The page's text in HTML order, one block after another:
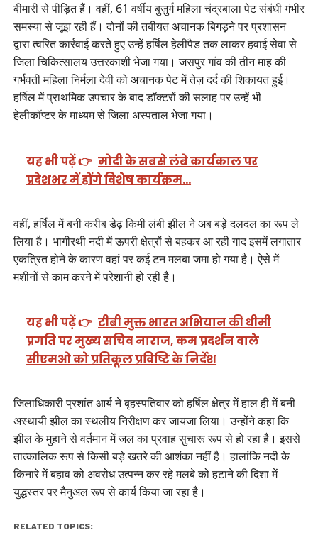
बीमारी से पीड़ित हैं। वहीं, 61 वर्षीय बुज़ुर्ग महिला चंद्रबाला पेट संबंधी गंभीर
समस्या से जूझ रही हैं। दोनों की तबीयत अचानक बिगड़ने पर प्रशासन
द्वारा त्वरित कार्रवाई करते हुए उन्हें हर्षिल हेलीपैड तक लाकर हवाई सेवा से
जिला चिकित्सालय उत्तरकाशी भेजा गया। जसपुर गांव की तीन माह की
गर्भवती महिला निर्मला देवी को अचानक पेट में तेज़ दर्द की शिकायत हुई।
हर्षिल में प्राथमिक उपचार के बाद डॉक्टरों की सलाह पर उन्हें भी
हेलीकॉप्टर के माध्यम से जिला अस्पताल भेजा गया।
यह भी पढ़ें 👉 मोदी के सबसे लंबे कार्यकाल पर
प्रदेशभर में होंगे विशेष कार्यक्रम…
वहीं, हर्षिल में बनी करीब डेढ़ किमी लंबी झील ने अब बड़े दलदल का रूप ले
लिया है। भागीरथी नदी में ऊपरी क्षेत्रों से बहकर आ रही गाद इसमें लगातार
एकत्रित होने के कारण वहां पर कई टन मलबा जमा हो गया है। ऐसे में
मशीनों से काम करने में परेशानी हो रही है।
यह भी पढ़ें 👉 टीबी मुक्त भारत अभियान की धीमी
प्रगति पर मुख्य सचिव नाराज, कम प्रदर्शन वाले
सीएमओ को प्रतिकूल प्रविष्टि के निर्देश
जिलाधिकारी प्रशांत आर्य ने बृहस्पतिवार को हर्षिल क्षेत्र में हाल ही में बनी
अस्थायी झील का स्थलीय निरीक्षण कर जायजा लिया। उन्होंने कहा कि
झील के मुहाने से वर्तमान में जल का प्रवाह सुचारू रूप से हो रहा है। इससे
तात्कालिक रूप से किसी बड़े खतरे की आशंका नहीं है। हालांकि नदी के
किनारे में बहाव को अवरोध उत्पन्न कर रहे मलबे को हटाने की दिशा में
युद्धस्तर पर मैनुअल रूप से कार्य किया जा रहा है।
RELATED TOPICS: